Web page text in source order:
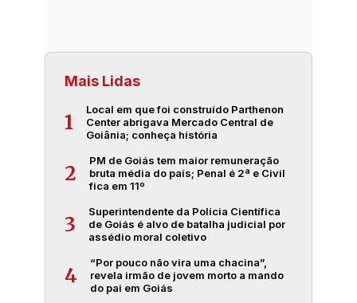
Mais Lidas
1
Local em que foi construído Parthenon
Center abrigava Mercado Central de
Goiânia; conheça história
2
PM de Goiás tem maior remuneração
bruta média do país; Penal é 2ª e Civil
fica em 11º
3
Superintendente da Polícia Científica
de Goiás é alvo de batalha judicial por
assédio moral coletivo
4
“Por pouco não vira uma chacina”,
revela irmão de jovem morto a mando
do pai em Goiás